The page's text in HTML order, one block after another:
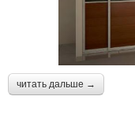
читать дальше →